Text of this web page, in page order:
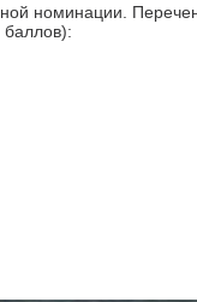
номинации.
баллов):